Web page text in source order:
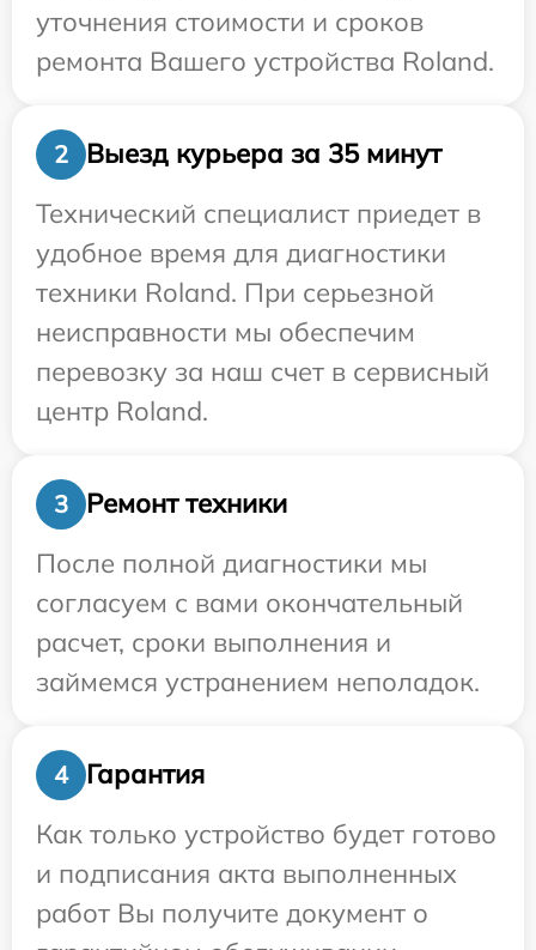
уточнения стоимости и сроков
ремонта Вашего устройства Roland.
2
Выезд курьера за 35 минут
Технический специалист приедет в
удобное время для диагностики
техники Roland. При серьезной
неисправности мы обеспечим
перевозку за наш счет в сервисный
центр Roland.
3
Ремонт техники
После полной диагностики мы
согласуем с вами окончательный
расчет, сроки выполнения и
займемся устранением неполадок.
4
Гарантия
Как только устройство будет готово
и подписания акта выполненных
работ Вы получите документ о